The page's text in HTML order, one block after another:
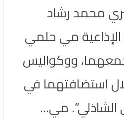
محمد رشاد
الإذاعية مي حلمي
ووكواليس
استضافتهما في
مي...